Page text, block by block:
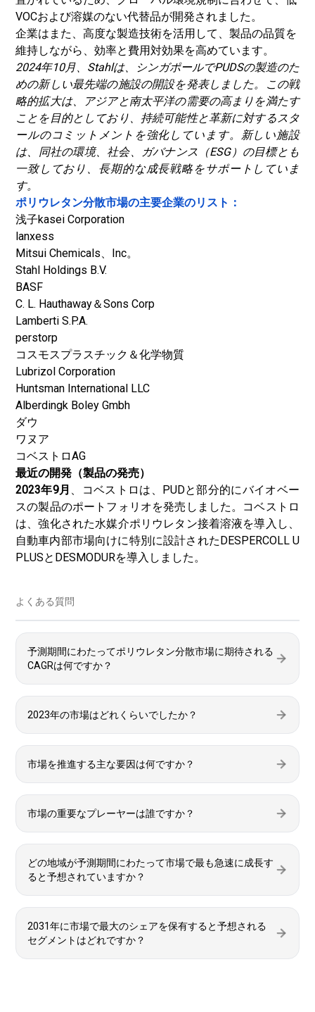
VOCおよび溶媒のない代替品が開発されました。
企業はまた、高度な製造技術を活用して、製品の品質を
維持しながら、効率と費用対効果を高めています。
2024年10月、Stahlは、シンガポールでPUDSの製造のた
めの新しい最先端の施設の開設を発表しました。この戦
略的拡大は、アジアと南太平洋の需要の高まりを満たす
ことを目的としており、持続可能性と革新に対するスタ
ールのコミットメントを強化しています。新しい施設
は、同社の環境、社会、ガバナンス（ESG）の目標とも
一致しており、長期的な成長戦略をサポートしていま
す。
ポリウレタン分散市場の主要企業のリスト：
浅子kasei Corporation
lanxess
Mitsui Chemicals、Inc。
Stahl Holdings B.V.
BASF
C. L. Hauthaway＆Sons Corp
Lamberti S.P.A.
perstorp
コスモスプラスチック＆化学物質
Lubrizol Corporation
Huntsman International LLC
Alberdingk Boley Gmbh
ダウ
ワヌア
コベストロAG
最近の開発（製品の発売）
2023年9月 、コベストロは、PUDと部分的にバイオベー
スの製品のポートフォリオを発売しました。コベストロ
は、強化された水媒介ポリウレタン接着溶液を導入し、
自動車内部市場向けに特別に設計されたDESPERCOLL U
PLUSとDESMODURを導入しました。
よくある質問
予測期間にわたってポリウレタン分散市場に期待される
CAGRは何ですか？
2023年の市場はどれくらいでしたか？
市場を推進する主な要因は何ですか？
市場の重要なプレーヤーは誰ですか？
どの地域が予測期間にわたって市場で最も急速に成長す
ると予想されていますか？
2031年に市場で最大のシェアを保有すると予想される
セグメントはどれですか？